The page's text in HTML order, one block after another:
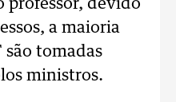
professor, devido
a maioria
são tomadas
ministros.